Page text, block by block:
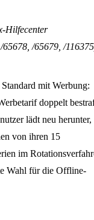
Hilfecenter
65678, /65679, /
mit Werbung:
doppelt
lädt neu herunter,
von ihren 15
im
Wahl für die Offline-